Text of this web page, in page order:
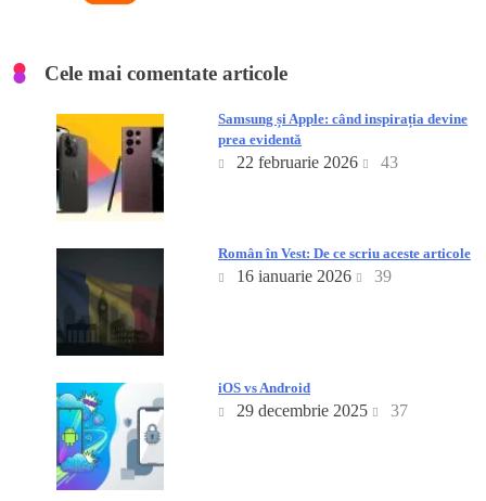
Cele mai comentate articole
Samsung și Apple: când inspirația devine
prea evidentă
22 februarie 2026 43
Român în Vest: De ce scriu aceste articole
16 ianuarie 2026 39
iOS vs Android
29 decembrie 2025 37